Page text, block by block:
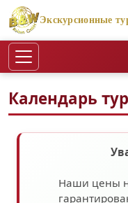
Экскурсионные
Календарь
Наши цены